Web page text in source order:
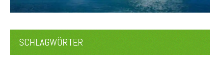
SCHLAGWÖRTER